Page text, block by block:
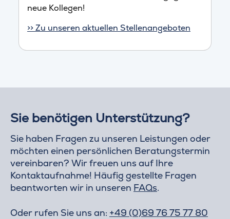
neue Kollegen!
>> Zu unseren aktuellen Stellenangeboten
Sie benötigen Unterstützung?
Sie haben Fragen zu unseren Leistungen oder
möchten einen persönlichen Beratungstermin
vereinbaren? Wir freuen uns auf Ihre
Kontaktaufnahme! Häufig gestellte Fragen
beantworten wir in unseren FAQs.
Oder rufen Sie uns an: +49 (0)69 76 75 77 80